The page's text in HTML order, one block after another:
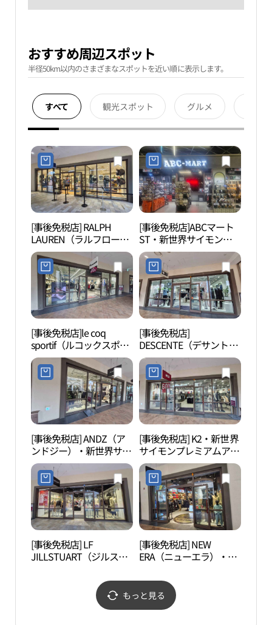
おすすめ周辺スポット
半径50km以内のさまざまなスポットを近い順に表示します。
すべて 観光スポット グルメ
[事後免税店] RALPH
LAUREN（ラルフローレ
ン）・新世界サイモンプ
レミアムアウトレットシ
フン（始興）店(폴로랄
프로렌 신세계사이먼프
리미엄아울렛 시흥점)
[事後免税店]ABCマート
ST・新世界サイモンプ
レミアムアウトレットシ
フン（始興）店(ABC마트
ST 신세계사이먼프리미
엄아울렛 시흥점)
[事後免税店]le coq
sportif（ルコックスポル
ティフ）・新世界サイモ
ンプレミアムアウトレッ
トシフン（始興）店(르
꼬끄스포르티브 신세계
사이먼프리미엄아울렛
시흥점)
[事後免税店]
DESCENTE（デサント）
ゴルフ・新世界サイモン
プレミアムアウトレット
シフン（始興）店(데상
트골프 신세계사이먼프
리미엄아울렛 시흥점)
[事後免税店] ANDZ（ア
ンドジー）・新世界サイ
モンプレミアムアウトレ
ットシフン（始興）店
(앤드지 신세계사이먼프
리미엄아울렛 시흥점)
[事後免税店] K2・新世界
サイモンプレミアムアウ
トレットシフン（始興）
店(K2 신세계사이먼프리
미엄아울렛 시흥점)
[事後免税店] LF
JILLSTUART（ジルスチ
モンプレミアムアウトレ
ットシフン（始興）店
(질스튜어트 신세계사이
[事後免税店] NEW
ERA（ニューエラ）・新
アウトレットシフン（始
興）店(뉴에라 신세계사
이먼프리미엄아울렛 시
もっと見る